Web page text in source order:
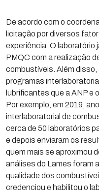
De acordo com o
licitação por diversos
experiência. O laboratório
PMQC com a realização
combustíveis. Além
programas
lubrificantes que a ANP e
Por exemplo, em 2019,
interlaboratorial de
cerca de 50 laboratórios
e depois enviaram os
quem mais se aproximou
análises do Lames foram
qualidade dos
credenciou e habilitou o